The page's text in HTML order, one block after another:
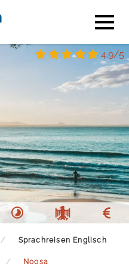
4.9/5
Sprachreisen Englisch
Noosa
Noosa
Noosa
Noosa